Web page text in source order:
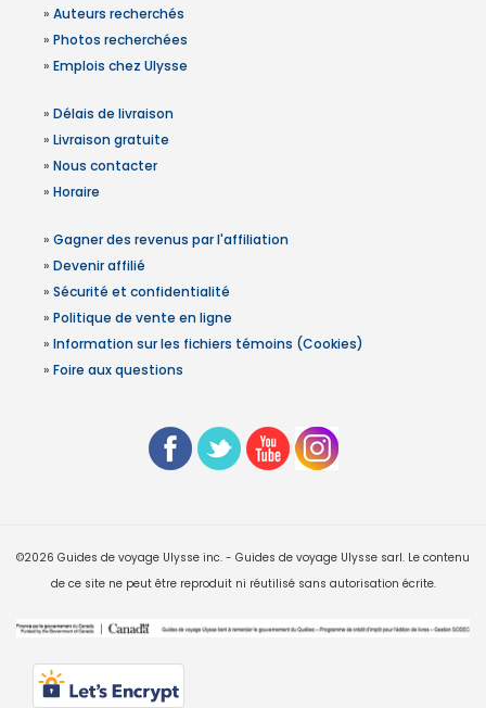
» Auteurs recherchés
» Photos recherchées
» Emplois chez Ulysse
» Délais de livraison
» Livraison gratuite
» Nous contacter
» Horaire
» Gagner des revenus par l'affiliation
» Devenir affilié
» Sécurité et confidentialité
» Politique de vente en ligne
» Information sur les fichiers témoins (Cookies)
» Foire aux questions
©2026 Guides de voyage Ulysse inc. - Guides de voyage Ulysse sarl. Le contenu
de ce site ne peut être reproduit ni réutilisé sans autorisation écrite.